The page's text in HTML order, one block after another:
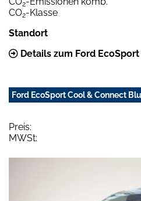
2
CO2-Klasse
Standort
Details zum Ford
Ford EcoSport Cool & Connect
Preis:
MWSt: